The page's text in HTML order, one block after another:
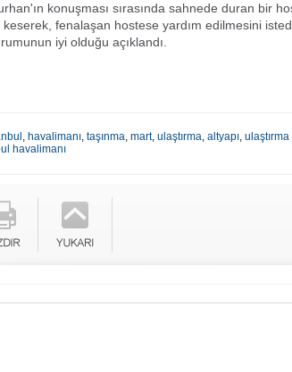
konuşması sırasında sahnede duran bir
keserek, fenalaşan hostese yardım edilmesini
iyi olduğu açıklandı.
, havalimanı, taşınma, mart, ulaştırma, altyapı, ulaştırma
havalimanı